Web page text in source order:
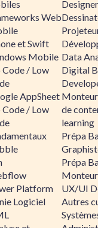
Web
et Swift
Mobile
/ Low
AppSheet
/ Low
Platform
Logiciel
Data
Digital
de
learning
Prépa
Prépa
UX/UI
Autres